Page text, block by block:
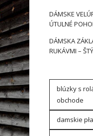
DÁMSKE
ÚTULNÉ
DÁMSKA
RUKÁVMI –
blúzky s
obchode
damskie